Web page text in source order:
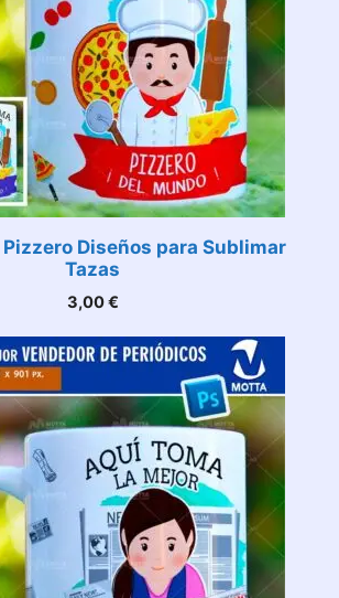
Diseños para Sublimar
Tazas
3,00€